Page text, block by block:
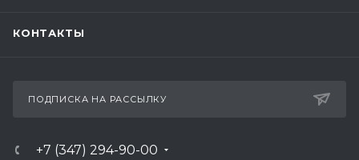
КОНТАКТЫ
ПОДПИСКА НА РАССЫЛКУ
+7 (347) 294-90-00